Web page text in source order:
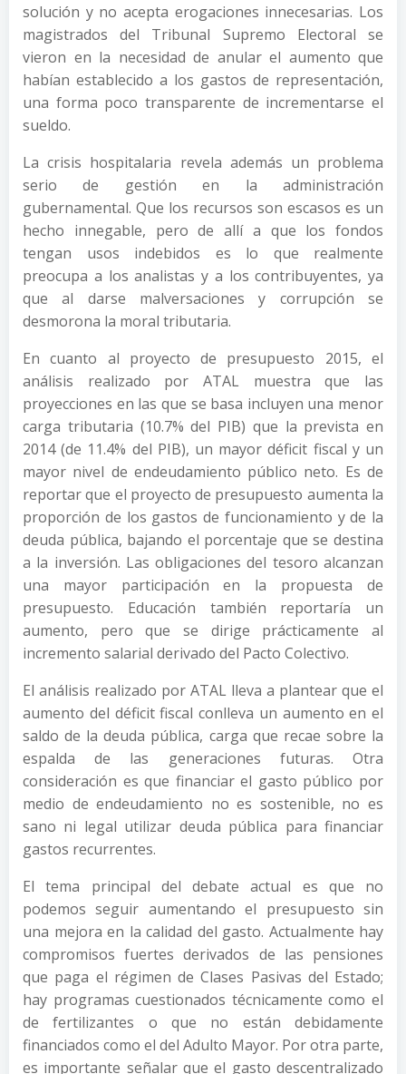
solución y no acepta erogaciones innecesarias. Los
magistrados del Tribunal Supremo Electoral se
vieron en la necesidad de anular el aumento que
habían establecido a los gastos de representación,
una forma poco transparente de incrementarse el
sueldo.
La crisis hospitalaria revela además un problema
serio de gestión en la administración
gubernamental. Que los recursos son escasos es un
hecho innegable, pero de allí a que los fondos
tengan usos indebidos es lo que realmente
preocupa a los analistas y a los contribuyentes, ya
que al darse malversaciones y corrupción se
desmorona la moral tributaria.
En cuanto al proyecto de presupuesto 2015, el
análisis realizado por ATAL muestra que las
proyecciones en las que se basa incluyen una menor
carga tributaria (10.7% del PIB) que la prevista en
2014 (de 11.4% del PIB), un mayor déficit fiscal y un
mayor nivel de endeudamiento público neto. Es de
reportar que el proyecto de presupuesto aumenta la
proporción de los gastos de funcionamiento y de la
deuda pública, bajando el porcentaje que se destina
a la inversión. Las obligaciones del tesoro alcanzan
una mayor participación en la propuesta de
presupuesto. Educación también reportaría un
aumento, pero que se dirige prácticamente al
incremento salarial derivado del Pacto Colectivo.
El análisis realizado por ATAL lleva a plantear que el
aumento del déficit fiscal conlleva un aumento en el
saldo de la deuda pública, carga que recae sobre la
espalda de las generaciones futuras. Otra
consideración es que financiar el gasto público por
medio de endeudamiento no es sostenible, no es
sano ni legal utilizar deuda pública para financiar
gastos recurrentes.
El tema principal del debate actual es que no
podemos seguir aumentando el presupuesto sin
una mejora en la calidad del gasto. Actualmente hay
compromisos fuertes derivados de las pensiones
que paga el régimen de Clases Pasivas del Estado;
hay programas cuestionados técnicamente como el
de fertilizantes o que no están debidamente
financiados como el del Adulto Mayor. Por otra parte,
es importante señalar que el gasto descentralizado